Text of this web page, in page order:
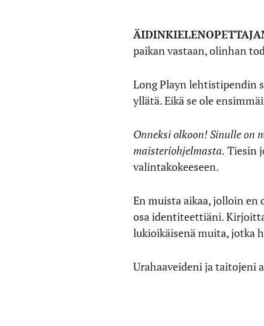
paikan vastaan, olinhan
Long Playn lehtistipendin
yllätä. Eikä se ole
Onneksi olkoon! Sinulle
maisteriohjelmasta. Tiesin
valintakokeeseen.
En muista aikaa, jolloin
osa identiteettiäni.
lukioikäisenä muita, jotka
Urahaaveideni ja taitojeni